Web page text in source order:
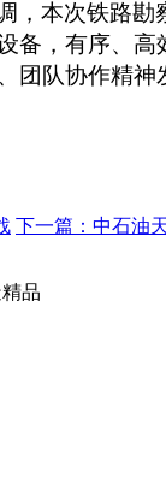
，本次铁路勘
备，有序、
团队协作精神
下一篇：中石油
品